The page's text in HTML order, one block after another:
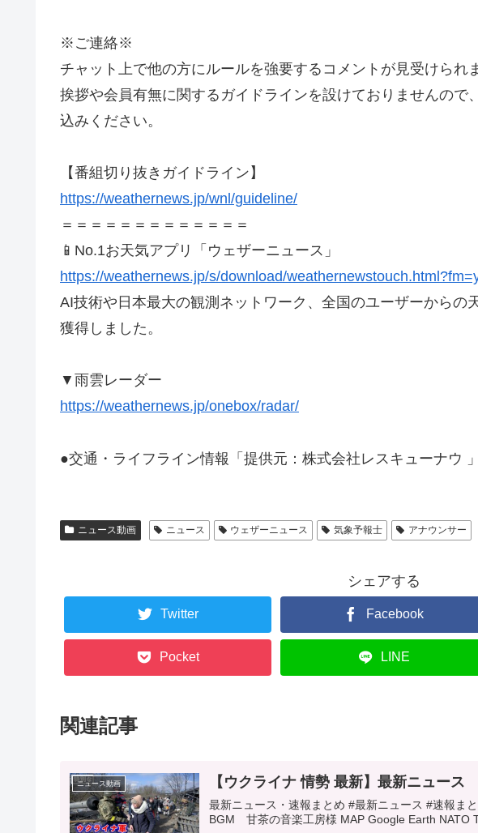
※ご連絡※
チャット上で他の方にルールを強要するコメントが見受けられ
挨拶や会員有無に関するガイドラインを設けておりませんので
込みください。
【番組切り抜きガイドライン】
https://weathernews.jp/wnl/guideline/
＝＝＝＝＝＝＝＝＝＝＝＝＝
📱No.1お天気アプリ「ウェザーニュース」
https://weathernews.jp/s/download/
AI技術や日本最大の観測ネットワーク、全国のユーザーからの
獲得しました。
▼雨雲レーダー
https://weathernews.jp/onebox/radar/
●交通・ライフライン情報「提供元：株式会社レスキューナウ 」
ニュース動画 ニュース ウェザーニュース 気象予報士 アナウンサー
シェアする
Twitter Facebook
Pocket LINE
関連記事
ニュース動画 【ウクライナ 情勢 最新】最新ニュース
最新ニュース・速報まとめ #最新ニュース #速報ま
BGM 甘茶の音楽工房様 MAP Google Earth NATO